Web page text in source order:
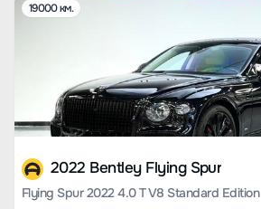
19000 км.
2022 Bentley Flying Spur
Flying Spur 2022 4.0 T V8 Standard Edition